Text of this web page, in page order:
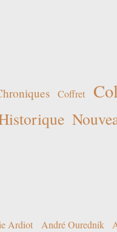
Coffret
Ardiot André Ourednik